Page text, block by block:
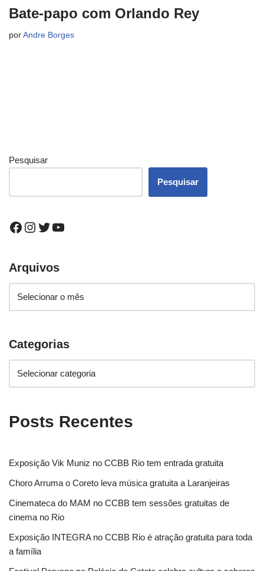
Bate-papo com Orlando Rey
por Andre Borges
Pesquisar
Pesquisar
Arquivos
Categorias
Posts Recentes
Exposição Vik Muniz no CCBB Rio tem entrada gratuita
Choro Arruma o Coreto leva música gratuita a Laranjeiras
Cinemateca do MAM no CCBB tem sessões gratuitas de
cinema no Rio
Exposição INTEGRA no CCBB Rio é atração gratuita para toda
a família